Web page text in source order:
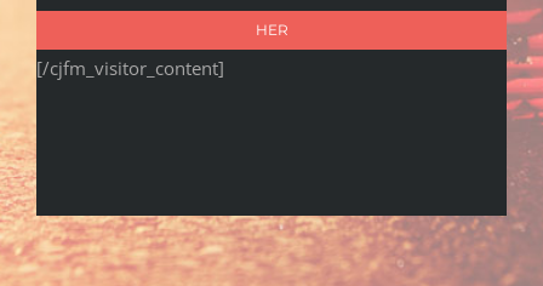
HER
[/cjfm_visitor_content]